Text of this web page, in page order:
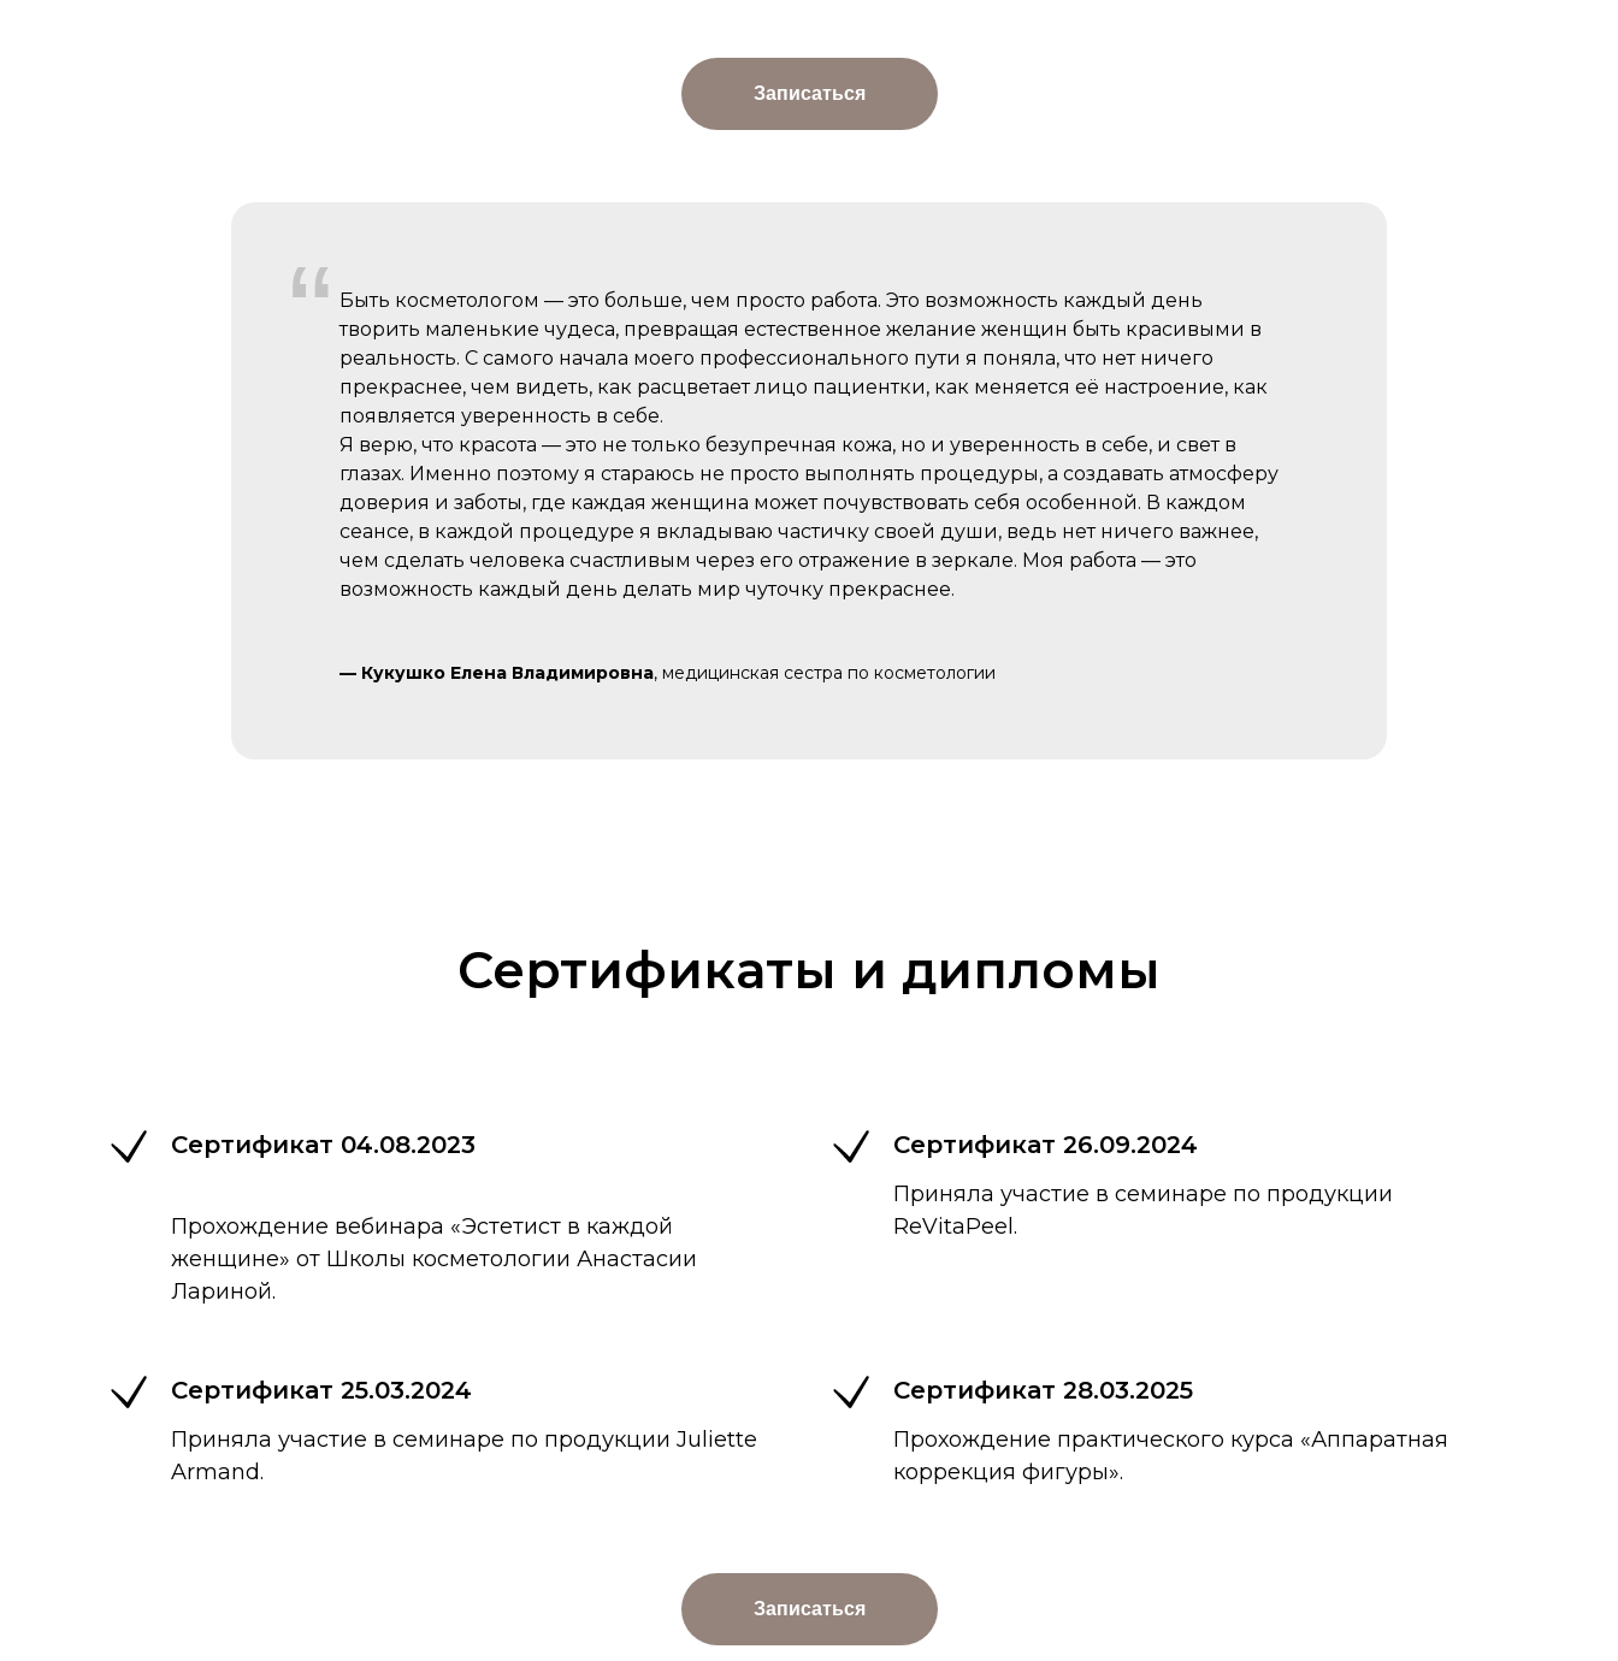
Записаться
“ Быть косметологом — это больше, чем просто работа. Это возможность каждый день
творить маленькие чудеса, превращая естественное желание женщин быть красивыми в
реальность. С самого начала моего профессионального пути я поняла, что нет ничего
прекраснее, чем видеть, как расцветает лицо пациентки, как меняется её настроение, как
появляется уверенность в себе.
Я верю, что красота — это не только безупречная кожа, но и уверенность в себе, и свет в
глазах. Именно поэтому я стараюсь не просто выполнять процедуры, а создавать атмосферу
доверия и заботы, где каждая женщина может почувствовать себя особенной. В каждом
сеансе, в каждой процедуре я вкладываю частичку своей души, ведь нет ничего важнее,
чем сделать человека счастливым через его отражение в зеркале. Моя работа — это
возможность каждый день делать мир чуточку прекраснее.
— Кукушко Елена Владимировна, медицинская сестра по косметологии
Сертификаты и дипломы
Сертификат 04.08.2023
Прохождение вебинара «Эстетист в каждой
женщине» от Школы косметологии Анастасии
Лариной.
Сертификат 26.09.2024
Приняла участие в семинаре по продукции
ReVitaPeel.
Сертификат 25.03.2024
Приняла участие в семинаре по продукции Juliette
Armand.
Сертификат 28.03.2025
Прохождение практического курса «Аппаратная
коррекция фигуры».
Записаться